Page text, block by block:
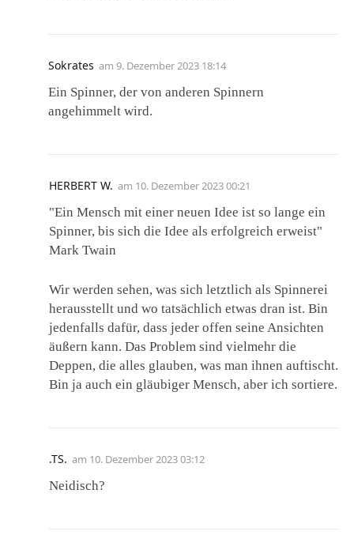
Sokrates am 9. Dezember 2023 18:14
Ein Spinner, der von anderen Spinnern
angehimmelt wird.
HERBERT W. am 10. Dezember 2023 00:21
"Ein Mensch mit einer neuen Idee ist so lange ein
Spinner, bis sich die Idee als erfolgreich erweist"
Mark Twain
Wir werden sehen, was sich letztlich als Spinnerei
herausstellt und wo tatsächlich etwas dran ist. Bin
jedenfalls dafür, dass jeder offen seine Ansichten
äußern kann. Das Problem sind vielmehr die
Deppen, die alles glauben, was man ihnen auftischt.
Bin ja auch ein gläubiger Mensch, aber ich sortiere.
.TS. am 10. Dezember 2023 03:12
Neidisch?